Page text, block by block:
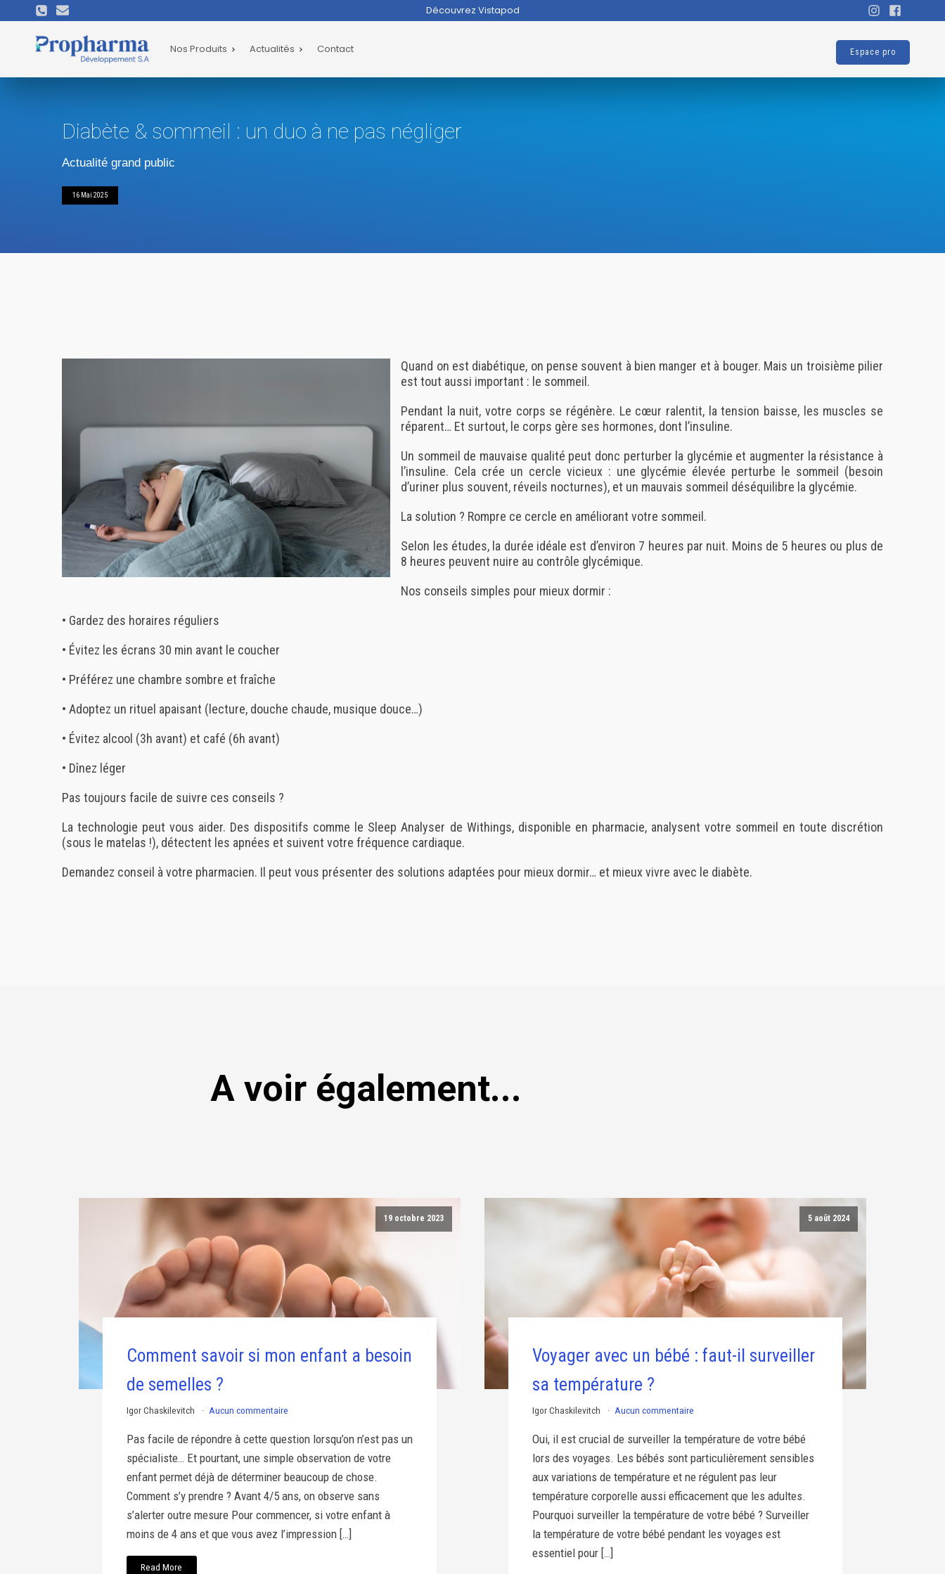
Découvrez Vistapod
Espace pro
Nos Produits Actualités Contact
Diabète & sommeil : un duo à ne pas négliger
Actualité grand public
16 Mai 2025
Quand on est diabétique, on pense souvent à bien manger et à bouger. Mais un troisième pilier
est tout aussi important : le sommeil .
Pendant la nuit, votre corps se régénère. Le cœur ralentit, la tension baisse, les muscles se
réparent… Et surtout, le corps gère ses hormones, dont l’insuline.
Un sommeil de mauvaise qualité peut donc perturber la glycémie et augmenter la résistance à
l’insuline. Cela crée un cercle vicieux : une glycémie élevée perturbe le sommeil (besoin
d’uriner plus souvent, réveils nocturnes), et un mauvais sommeil déséquilibre la glycémie.
La solution ? Rompre ce cercle en améliorant votre sommeil.
Selon les études, la durée idéale est d’environ 7 heures par nuit. Moins de 5 heures ou plus de
8 heures peuvent nuire au contrôle glycémique.
Nos conseils simples pour mieux dormir :
• Gardez des horaires réguliers
• Évitez les écrans 30 min avant le coucher
• Préférez une chambre sombre et fraîche
• Adoptez un rituel apaisant (lecture, douche chaude, musique douce…)
• Évitez alcool (3h avant) et café (6h avant)
• Dînez léger
Pas toujours facile de suivre ces conseils ?
La technologie peut vous aider. Des dispositifs comme le Sleep Analyser de Withings, disponible en pharmacie, analysent votre sommeil en toute discrétion
(sous le matelas !), détectent les apnées et suivent votre fréquence cardiaque.
Demandez conseil à votre pharmacien. Il peut vous présenter des solutions adaptées pour mieux dormir… et mieux vivre avec le diabète.
A voir également...
19 octobre 2023
Comment savoir si mon enfant a besoin
de semelles ?
Igor Chaskilevitch Aucun commentaire
Pas facile de répondre à cette question lorsqu’on n’est pas un
spécialiste… Et pourtant, une simple observation de votre
enfant permet déjà de déterminer beaucoup de chose.
Comment s’y prendre ? Avant 4/5 ans, on observe sans
s’alerter outre mesure Pour commencer, si votre enfant à
moins de 4 ans et que vous avez l’impression […]
Read More
5 août 2024
Voyager avec un bébé : faut-il surveiller
sa température ?
Igor Chaskilevitch Aucun commentaire
Oui, il est crucial de surveiller la température de votre bébé
lors des voyages. Les bébés sont particulièrement sensibles
aux variations de température et ne régulent pas leur
température corporelle aussi efficacement que les adultes.
Pourquoi surveiller la température de votre bébé ? Surveiller
la température de votre bébé pendant les voyages est
essentiel pour […]